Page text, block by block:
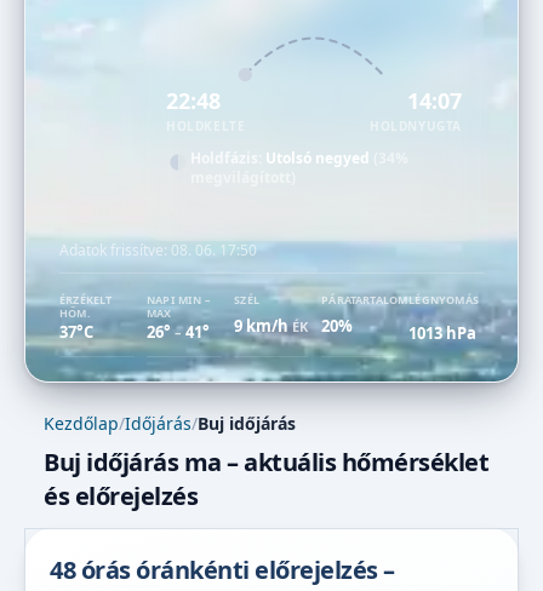
22:48 14:07
HOLDNYUGTA
Holdfázis: Utolsó negyed
Adatok frissítve: 08. 06. 17:50
ÉRZÉKELT
HŐM.
37°C
NAPI MIN –
MAX
26° –41°
SZÉL
9 km/hÉK
PÁRATARTALOM
20%
LÉGNYOMÁS
1013 hPa
Kezdőlap/Időjárás/Buj időjárás
Buj időjárás ma – aktuális hőmérséklet
és előrejelzés
48 órás óránkénti előrejelzés –